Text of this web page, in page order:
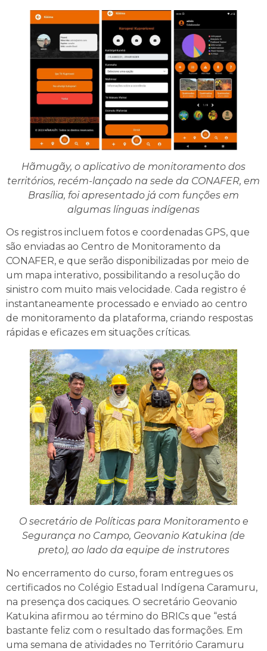
Hãmugãy, o aplicativo de monitoramento dos
territórios, recém-lançado na sede da CONAFER, em
Brasília, foi apresentado já com funções em
algumas línguas indígenas
Os registros incluem fotos e coordenadas GPS, que
são enviadas ao Centro de Monitoramento da
CONAFER, e que serão disponibilizadas por meio de
um mapa interativo, possibilitando a resolução do
sinistro com muito mais velocidade. Cada registro é
instantaneamente processado e enviado ao centro
de monitoramento da plataforma, criando respostas
rápidas e eficazes em situações críticas.
O secretário de Políticas para Monitoramento e
Segurança no Campo, Geovanio Katukina (de
preto), ao lado da equipe de instrutores
No encerramento do curso, foram entregues os
certificados no Colégio Estadual Indígena Caramuru,
na presença dos caciques. O secretário Geovanio
Katukina afirmou ao término do BRICs que “está
bastante feliz com o resultado das formações. Em
uma semana de atividades no Território Caramuru